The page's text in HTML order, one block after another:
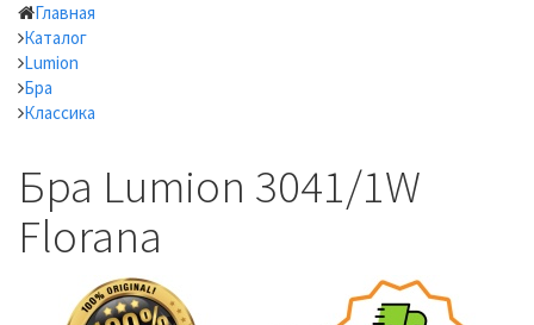
Главная
Каталог
Lumion
Бра
Классика
Бра Lumion 3041/1W
Florana